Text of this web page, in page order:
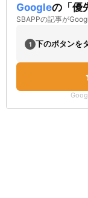
Googleの「優
SBAPPの記事が
1 下のボタンを